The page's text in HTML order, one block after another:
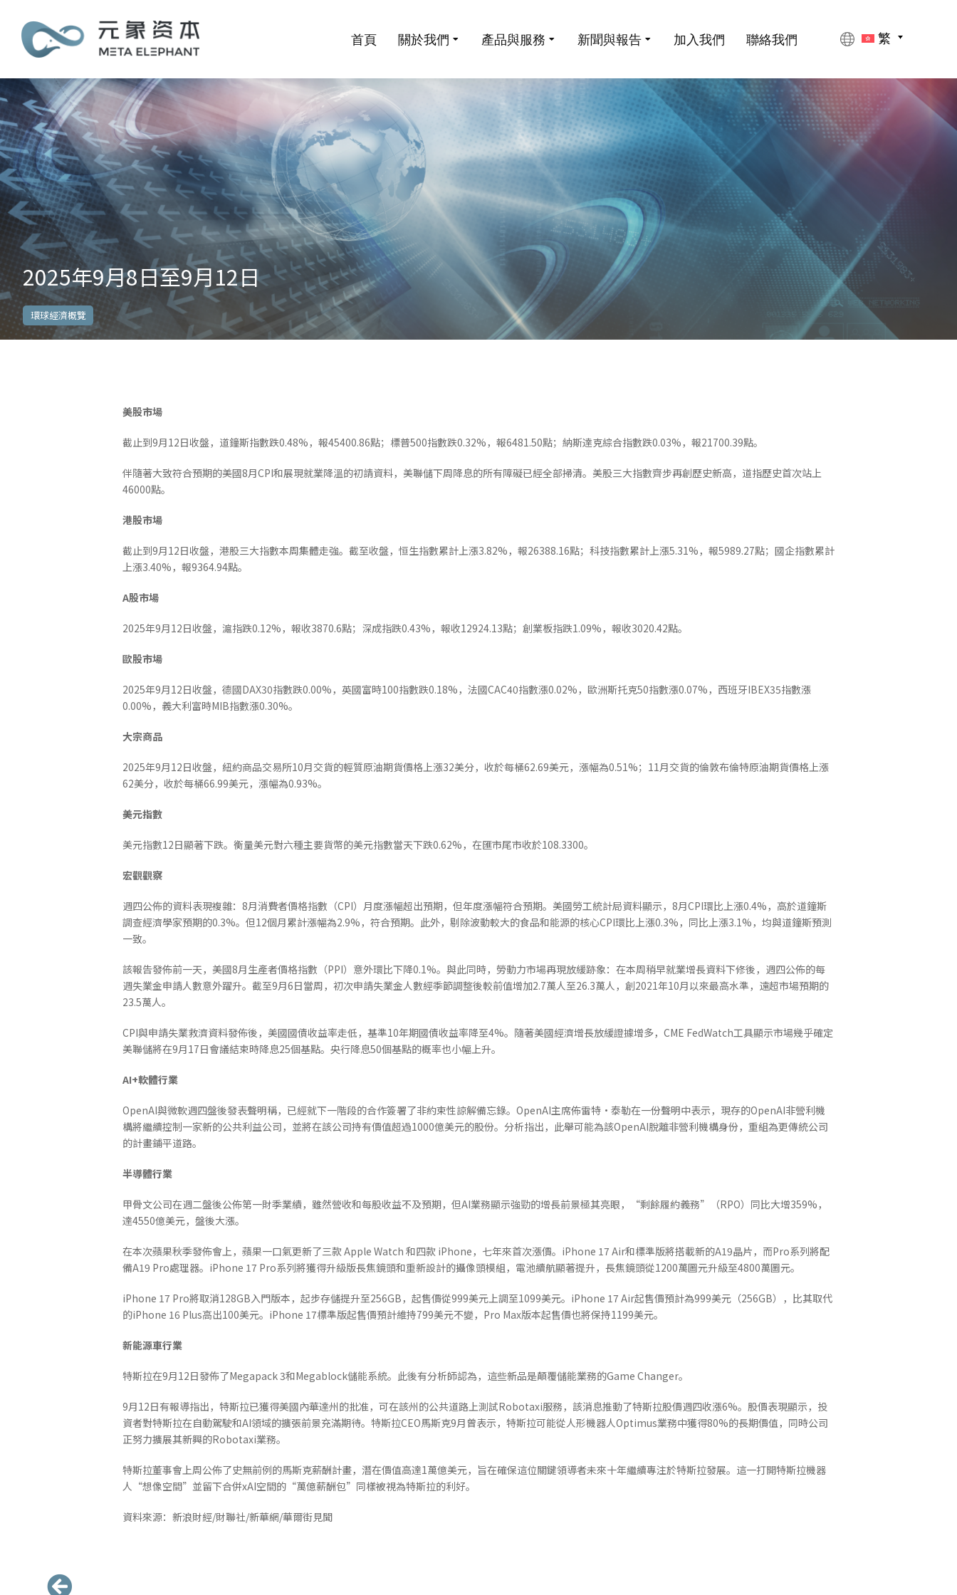
首頁 關於我們 產品與服務 新聞與報告 加入我們 聯絡我們 繁
2025年9月8日至9月12日
環球經濟概覽
美股市場
截止到9月12日收盤，道鐘斯指數跌0.48%，報45400.86點；標普500指數跌0.32%，報6481.50點；納斯達克綜合指數跌0.03%，報21700.39點。
伴隨著大致符合預期的美國8月CPI和展現就業降溫的初請資料，美聯儲下周降息的所有障礙已經全部掃清。美股三大指數齊步再創歷史新高，道指歷史首次站上
46000點。
港股市場
截止到9月12日收盤，港股三大指數本周集體走強。截至收盤，恒生指數累計上漲3.82%，報26388.16點；科技指數累計上漲5.31%，報5989.27點；國企指數累計
上漲3.40%，報9364.94點。
A股市場
2025年9月12日收盤，滬指跌0.12%，報收3870.6點；深成指跌0.43%，報收12924.13點；創業板指跌1.09%，報收3020.42點。
歐股市場
2025年9月12日收盤，德國DAX30指數跌0.00%，英國富時100指數跌0.18%，法國CAC40指數漲0.02%，歐洲斯托克50指數漲0.07%，西班牙IBEX35指數漲
0.00%，義大利富時MIB指數漲0.30%。
大宗商品
2025年9月12日收盤，紐約商品交易所10月交貨的輕質原油期貨價格上漲32美分，收於每桶62.69美元，漲幅為0.51%；11月交貨的倫敦布倫特原油期貨價格上漲
62美分，收於每桶66.99美元，漲幅為0.93%。
美元指數
美元指數12日顯著下跌。衡量美元對六種主要貨幣的美元指數當天下跌0.62%，在匯市尾市收於108.3300。
宏觀觀察
週四公佈的資料表現複雜：8月消費者價格指數（CPI）月度漲幅超出預期，但年度漲幅符合預期。美國勞工統計局資料顯示，8月CPI環比上漲0.4%，高於道鐘斯
調查經濟學家預期的0.3%。但12個月累計漲幅為2.9%，符合預期。此外，剔除波動較大的食品和能源的核心CPI環比上漲0.3%，同比上漲3.1%，均與道鐘斯預測
一致。
該報告發佈前一天，美國8月生產者價格指數（PPI）意外環比下降0.1%。與此同時，勞動力市場再現放緩跡象：在本周稍早就業增長資料下修後，週四公佈的每
週失業金申請人數意外躍升。截至9月6日當周，初次申請失業金人數經季節調整後較前值增加2.7萬人至26.3萬人，創2021年10月以來最高水準，遠超市場預期的
23.5萬人。
CPI與申請失業救濟資料發佈後，美國國債收益率走低，基準10年期國債收益率降至4%。隨著美國經濟增長放緩證據增多，CME FedWatch工具顯示市場幾乎確定
美聯儲將在9月17日會議結束時降息25個基點。央行降息50個基點的概率也小幅上升。
AI+軟體行業
OpenAI與微軟週四盤後發表聲明稱，已經就下一階段的合作簽署了非約束性諒解備忘錄。OpenAI主席佈雷特·泰勒在一份聲明中表示，現存的OpenAI非營利機
構將繼續控制一家新的公共利益公司，並將在該公司持有價值超過1000億美元的股份。分析指出，此舉可能為該OpenAI脫離非營利機構身份，重組為更傳統公司
的計畫鋪平道路。
半導體行業
甲骨文公司在週二盤後公佈第一財季業績，雖然營收和每股收益不及預期，但AI業務顯示強勁的增長前景極其亮眼，“剩餘履約義務”（RPO）同比大增359%，
達4550億美元，盤後大漲。
在本次蘋果秋季發佈會上，蘋果一口氣更新了三款 Apple Watch 和四款 iPhone，七年來首次漲價。iPhone 17 Air和標準版將搭載新的A19晶片，而Pro系列將配
備A19 Pro處理器。iPhone 17 Pro系列將獲得升級版長焦鏡頭和重新設計的攝像頭模組，電池續航顯著提升，長焦鏡頭從1200萬圖元升級至4800萬圖元。
iPhone 17 Pro將取消128GB入門版本，起步存儲提升至256GB，起售價從999美元上調至1099美元。iPhone 17 Air起售價預計為999美元（256GB），比其取代
的iPhone 16 Plus高出100美元。iPhone 17標準版起售價預計維持799美元不變，Pro Max版本起售價也將保持1199美元。
新能源車行業
特斯拉在9月12日發佈了Megapack 3和Megablock儲能系統。此後有分析師認為，這些新品是顛覆儲能業務的Game Changer。
9月12日有報導指出，特斯拉已獲得美國內華達州的批准，可在該州的公共道路上測試Robotaxi服務，該消息推動了特斯拉股價週四收漲6%。股價表現顯示，投
資者對特斯拉在自動駕駛和AI領域的擴張前景充滿期待。特斯拉CEO馬斯克9月曾表示，特斯拉可能從人形機器人Optimus業務中獲得80%的長期價值，同時公司
正努力擴展其新興的Robotaxi業務。
特斯拉董事會上周公佈了史無前例的馬斯克薪酬計畫，潛在價值高達1萬億美元，旨在確保這位關鍵領導者未來十年繼續專注於特斯拉發展。這一打開特斯拉機器
人“想像空間”並留下合併xAI空間的“萬億薪酬包”同樣被視為特斯拉的利好。
資料來源：新浪財經/財聯社/新華網/華爾街見聞